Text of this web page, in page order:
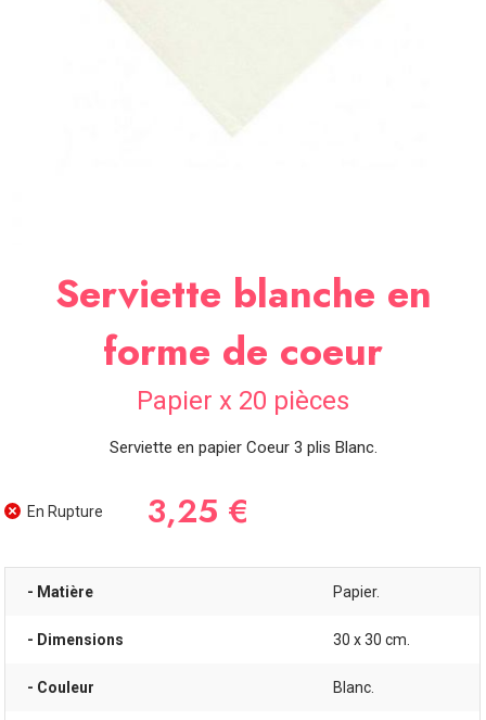
Serviette blanche en
forme de coeur
Papier x 20 pièces
Serviette en papier Coeur 3 plis Blanc.
En Rupture 3,25 €
- Matière Papier.
- Dimensions 30 x 30 cm.
- Couleur Blanc.